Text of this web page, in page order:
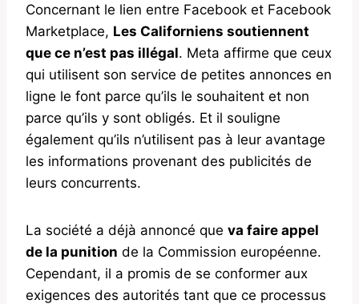
Concernant le lien entre Facebook et Facebook
Marketplace, Les Californiens soutiennent
que ce n’est pas illégal. Meta affirme que ceux
qui utilisent son service de petites annonces en
ligne le font parce qu’ils le souhaitent et non
parce qu’ils y sont obligés. Et il souligne
également qu’ils n’utilisent pas à leur avantage
les informations provenant des publicités de
leurs concurrents.
La société a déjà annoncé que va faire appel
de la punition de la Commission européenne.
Cependant, il a promis de se conformer aux
exigences des autorités tant que ce processus